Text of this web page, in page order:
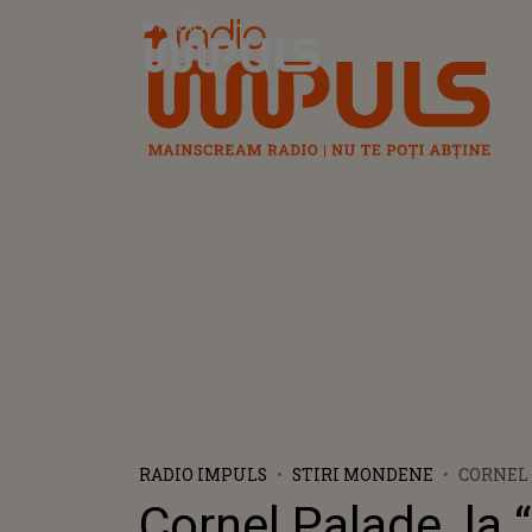
Radio Impuls
RADIO IMPULS STIRI MONDENE